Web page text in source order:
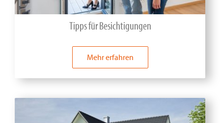
Tipps für Besichtigungen
Mehr erfahren